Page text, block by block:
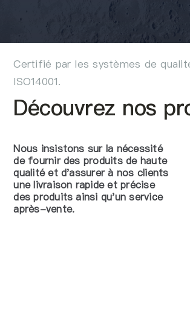
FR
Certifié par les systèmes de
ISO14001.
Découvrez nos
Nous insistons sur la nécessité
de fournir des produits de haute
qualité et d'assurer à nos clients
une livraison rapide et précise
des produits ainsi qu'un service
après-vente.